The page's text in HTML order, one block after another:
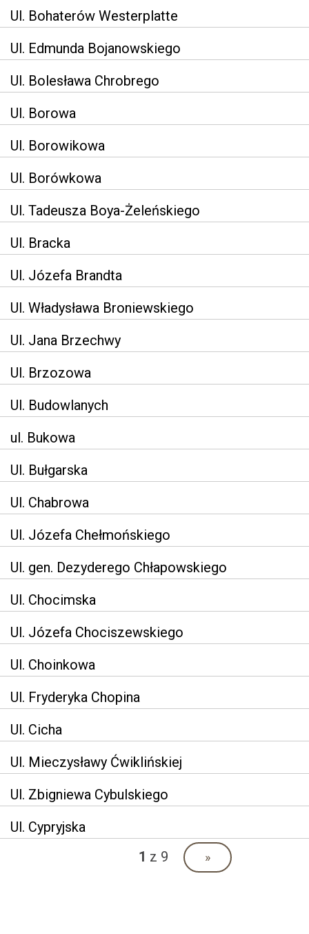
Ul. Bohaterów Westerplatte
Ul. Edmunda Bojanowskiego
Ul. Bolesława Chrobrego
Ul. Borowa
Ul. Borowikowa
Ul. Borówkowa
Ul. Tadeusza Boya-Żeleńskiego
Ul. Bracka
Ul. Józefa Brandta
Ul. Władysława Broniewskiego
Ul. Jana Brzechwy
Ul. Brzozowa
Ul. Budowlanych
ul. Bukowa
Ul. Bułgarska
Ul. Chabrowa
Ul. Józefa Chełmońskiego
Ul. gen. Dezyderego Chłapowskiego
Ul. Chocimska
Ul. Józefa Chociszewskiego
Ul. Choinkowa
Ul. Fryderyka Chopina
Ul. Cicha
Ul. Mieczysławy Ćwiklińskiej
Ul. Zbigniewa Cybulskiego
Ul. Cypryjska
1 z 9 »